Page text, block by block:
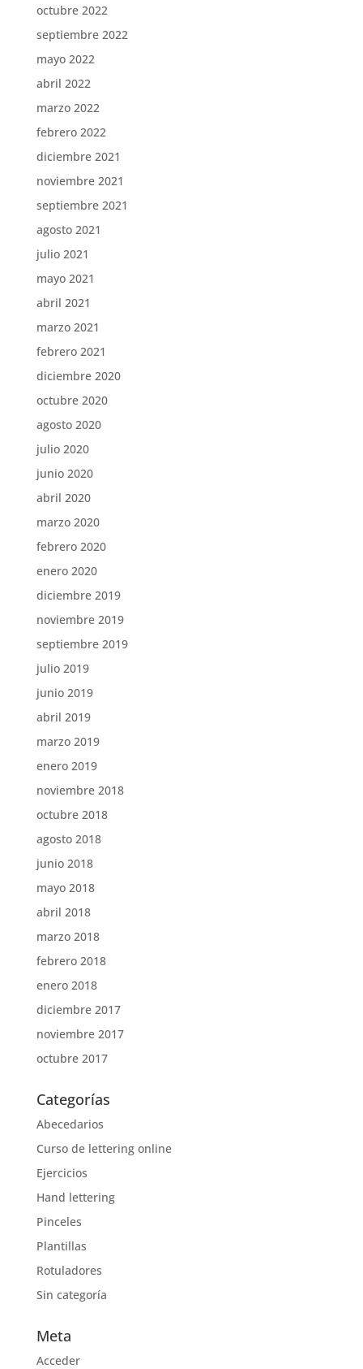
octubre 2022
septiembre 2022
mayo 2022
abril 2022
marzo 2022
febrero 2022
diciembre 2021
noviembre 2021
septiembre 2021
agosto 2021
julio 2021
mayo 2021
abril 2021
marzo 2021
febrero 2021
diciembre 2020
octubre 2020
agosto 2020
julio 2020
junio 2020
abril 2020
marzo 2020
febrero 2020
enero 2020
diciembre 2019
noviembre 2019
septiembre 2019
julio 2019
junio 2019
abril 2019
marzo 2019
enero 2019
noviembre 2018
octubre 2018
agosto 2018
junio 2018
mayo 2018
abril 2018
marzo 2018
febrero 2018
enero 2018
diciembre 2017
noviembre 2017
octubre 2017
Categorías
Abecedarios
Curso de lettering online
Ejercicios
Hand lettering
Pinceles
Plantillas
Rotuladores
Sin categoría
Meta
Acceder